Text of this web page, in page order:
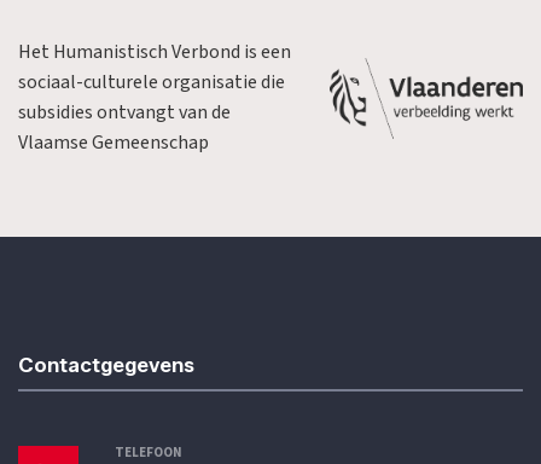
Het Humanistisch Verbond is een
sociaal-culturele organisatie die
subsidies ontvangt van de
Vlaamse Gemeenschap
Contactgegevens
TELEFOON